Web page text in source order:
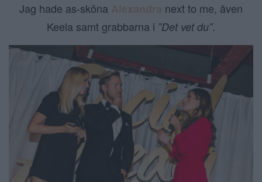
Jag hade as-sköna
next to me, även
Keela samt grabbarna i ”Det vet du”.